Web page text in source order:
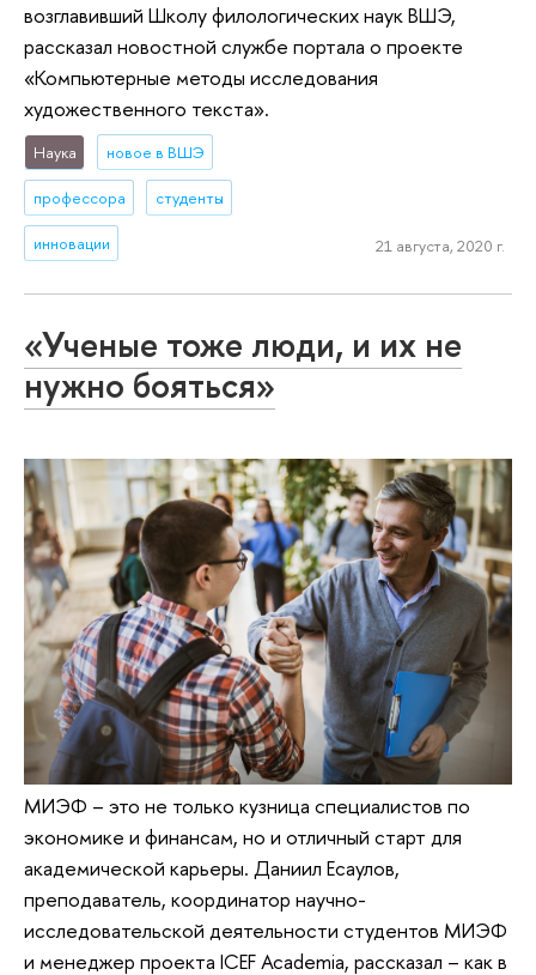
возглавивший Школу филологических наук ВШЭ,
рассказал новостной службе портала о проекте
«Компьютерные методы исследования
художественного текста».
Наука новое в ВШЭ
профессора студенты
инновации 21 августа, 2020 г.
«Ученые тоже люди, и их не
нужно бояться»
МИЭФ – это не только кузница специалистов по
экономике и финансам, но и отличный старт для
академической карьеры. Даниил Есаулов,
преподаватель, координатор научно-
исследовательской деятельности студентов МИЭФ
и менеджер проекта ICEF Academia, рассказал – как в